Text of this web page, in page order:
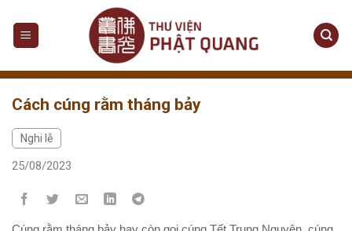
content
Cách cúng rằm tháng bảy
Nghi lễ
25/08/2023